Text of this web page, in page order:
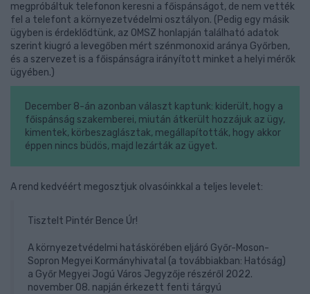
megpróbáltuk telefonon keresni a főispánságot, de nem vették
fel a telefont a környezetvédelmi osztályon. (Pedig egy másik
ügyben is érdeklődtünk, az OMSZ honlapján található adatok
szerint kiugró a levegőben mért szénmonoxid aránya Győrben,
és a szervezet is a főispánságra irányított minket a helyi mérők
ügyében.)
December 8-án azonban választ kaptunk: kiderült, hogy a
főispánság szakemberei, miután átkerült hozzájuk az ügy,
kimentek, körbeszaglásztak, megállapították, hogy akkor
éppen nincs büdös, majd lezárták az ügyet.
A rend kedvéért megosztjuk olvasóinkkal a teljes levelet:
Tisztelt Pintér Bence Úr!
A környezetvédelmi hatáskörében eljáró Győr-Moson-
Sopron Megyei Kormányhivatal (a továbbiakban: Hatóság)
a Győr Megyei Jogú Város Jegyzője részéről 2022.
november 08. napján érkezett fenti tárgyú